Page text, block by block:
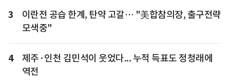
3
이란전 공습 한계, 탄약 고갈… "美합참의장, 출구전략
모색중"
4
제주·인천 김민석이 웃었다... 누적 득표도 정청래에
역전